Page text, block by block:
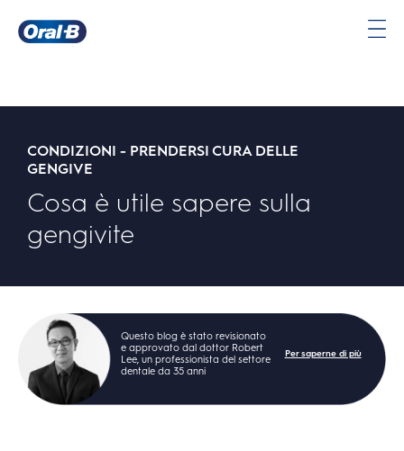
CONDIZIONI - PRENDERSI CURA DELLE
GENGIVE
Cosa è utile sapere sulla
gengivite
Questo blog è stato revisionato
e approvato dal dottor Robert
Lee, un professionista del settore
dentale da 35 anni
Per saperne di più